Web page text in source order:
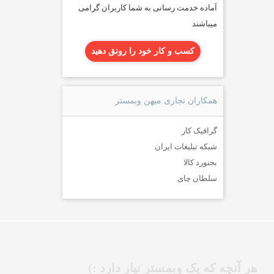
آماده خدمت رسانی به شما کاربران گرامی
میباشند
کسب و کار خود را رونق دهید
همکاران تجاری میهن وبمستر
گرافیک کار
شبکه تبلیغات ایران
بجنورد کالا
سلطان چای